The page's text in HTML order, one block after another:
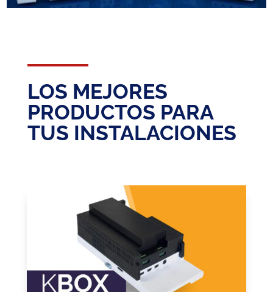
LOS MEJORES
PRODUCTOS PARA
TUS INSTALACIONES